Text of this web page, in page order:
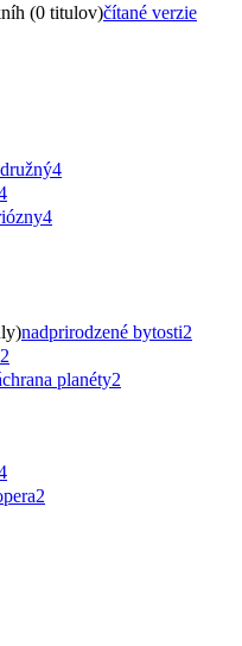
(0 titulov)čítané verzie
4
4
nadprirodzené bytosti2
2
planéty2
2